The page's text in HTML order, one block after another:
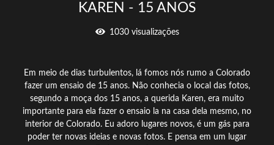
KAREN - 15 ANOS
1030visualizações
Em meio de dias turbulentos, lá fomos nós rumo a Colorado
fazer um ensaio de 15 anos. Não conhecia o local das fotos,
segundo a moça dos 15 anos, a querida Karen, era muito
importante para ela fazer o ensaio la na casa dela mesmo, no
interior de Colorado. Eu adoro lugares novos, é um gás para
poder ter novas ideias e novas fotos. E pensa em um lugar